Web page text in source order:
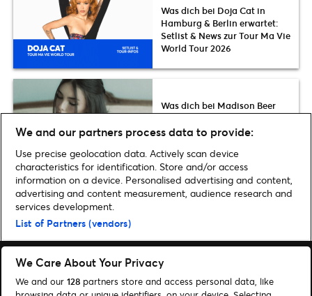
Was dich bei Doja Cat in
Hamburg & Berlin erwartet:
Setlist & News zur Tour Ma Vie
World Tour 2026
Was dich bei Madison Beer
erwartet: Die Setlist der locket
tour 2026
Home»New Music» New Music: Selina Mour 2019 erstmals auf Tour
We and our partners process data to provide:
Use precise geolocation data. Actively scan device
characteristics for identification. Store and/or access
information on a device. Personalised advertising and content,
advertising and content measurement, audience research and
services development.
List of Partners (vendors)
We Care About Your Privacy
We and our 128 partners store and access personal data, like